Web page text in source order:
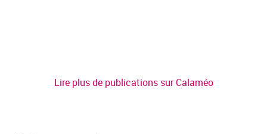
Lire plus de publications sur Calaméo